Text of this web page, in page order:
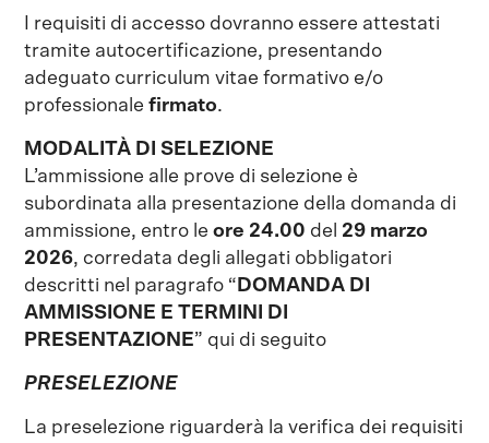
I requisiti di accesso dovranno essere attestati
tramite autocertificazione, presentando
adeguato curriculum vitae formativo e/o
professionalefirmato.
MODALITÀ DI SELEZIONE
L’ammissione alle prove di selezione è
subordinata alla presentazione della domanda di
ammissione, entro leore 24.00 del 29 marzo
2026, corredata degli allegati obbligatori
descritti nel paragrafo “ DOMANDA DI
AMMISSIONE E TERMINI DI
PRESENTAZIONE” qui di seguito
PRESELEZIONE
La preselezione riguarderà la verifica dei requisiti